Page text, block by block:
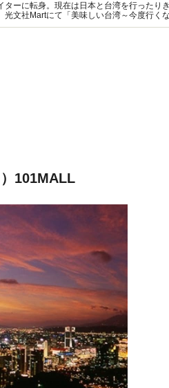
ーに転身。現在は日本と台湾を行ったり
文社Martにて「美味しい台湾～今度行く
101MALL